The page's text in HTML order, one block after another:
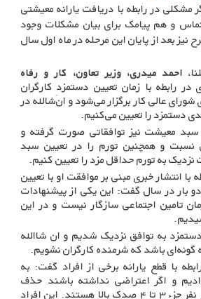
مشکلی در رابطه با دریافت یارانه معیشتی
و هم پیامک برای بیان مشکلات وجود
نیز بعد از پایان این مرحله در ماه اول سال
احمد میدری، وزیر تعاون، کار و رفاه
در رابطه با زمان تعیین دستمزدِ کارگران
عالی کار برگزار می‌شود و ان‌شالله در
دستمزد را تعیین می‌کنیم.
معیشت نیز توافقاتی صورت گرفته و
نسبت و همچنین تورم را در تعیین سبد
به تورم حداقل مزد را تعیین کنیم.
انتشار خبری مبنی بر موافقت او با تعیین
بار در سال گفت: این یکی از پیشنهادات
تامین اجتماعی سازگار نیست و در این
به توافق نزدیک شدیم و ان شاالله
باشد که شرمنده کارگران نشویم.
با قطع یارانه برخی از افراد گفت: به
و اگر اعتراضی نداشته باشند حذف
می‌شوند. این ۱۰۰ هزار نفر جزء ۳ تا ۴ صدک بالا هستند. این افراد